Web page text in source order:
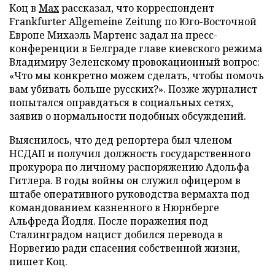
Коц в Махрассказал, что корреспондент
Frankfurter Allgemeine Zeitung по Юго-Восточной
Европе Михаэль Мартенс задал на пресс-
конференции в Белграде главе киевского режима
Владимиру Зеленскому провокационный вопрос:
«Что мы конкретно можем сделать, чтобы помочь
вам убивать больше русских?». Позже журналист
попытался оправдаться в социальных сетях,
заявив о нормальности подобных обсуждений.
Выяснилось, что дед репортера был членом
НСДАП и получил должность государственного
прокурора по личному распоряжению Адольфа
Гитлера. В годы войны он служил офицером в
штабе оперативного руководства вермахта под
командованием казненного в Нюрнберге
Альфреда Йодля. После поражения под
Сталинградом нацист добился перевода в
Норвегию ради спасения собственной жизни,
пишет Коц.